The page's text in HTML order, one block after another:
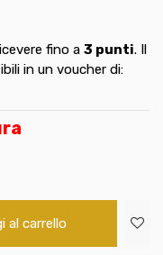
fino a 3 punti. Il
in un voucher di:
al carrello